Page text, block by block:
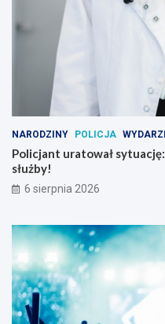
NARODZINY POLICJA
Policjant uratował
służby!
6 sierpnia 2026